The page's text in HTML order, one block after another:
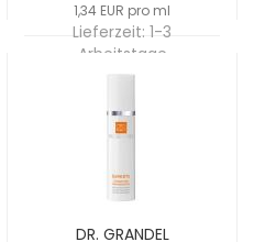
1,34 EUR pro ml
Lieferzeit: 1-3
Arbeitstage
DR. GRANDEL